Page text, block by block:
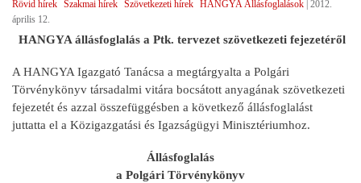
Rövid hírek Szakmai hírek Szövetkezeti hírek HANGYA Állásfoglalások 2012.
április 12.
HANGYA állásfoglalás a Ptk. tervezet szövetkezeti fejezetéről
A HANGYA Igazgató Tanácsa a megtárgyalta a Polgári
Törvénykönyv társadalmi vitára bocsátott anyagának szövetkezeti
fejezetét és azzal összefüggésben a következő állásfoglalást
juttatta el a Közigazgatási és Igazságügyi Minisztériumhoz.
Állásfoglalás
a Polgári Törvénykönyv